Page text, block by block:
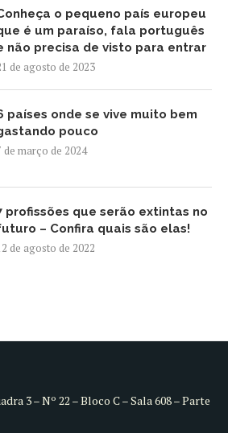
o pequeno país europeu
é um paraíso, fala português
não precisa de visto para entrar
de agosto de 2023
países onde se vive muito bem
pouco
de março de 2024
profissões que serão extintas no
– Confira quais são elas!
de agosto de 2022
3 – Nº 22 – Bloco C – Sala 608 – Parte